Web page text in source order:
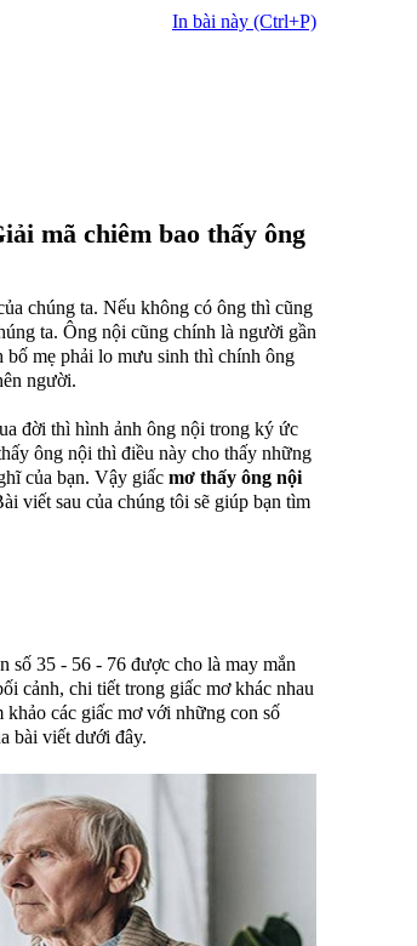
In bài này (Ctrl+P)
mã chiêm bao thấy ông
chúng ta. Nếu không có ông thì cũng
ta. Ông nội cũng chính là người gần
mẹ phải lo mưu sinh thì chính ông
người.
đời thì hình ảnh ông nội trong ký ức
ông nội thì điều này cho thấy những
của bạn. Vậy giấc mơ thấy ông nội
viết sau của chúng tôi sẽ giúp bạn tìm
số 35 - 56 - 76 được cho là may mắn
cảnh, chi tiết trong giấc mơ khác nhau
khảo các giấc mơ với những con số
bài viết dưới đây.